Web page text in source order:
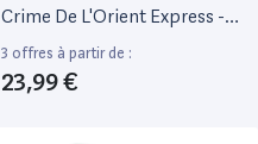
Crime De L'Orient Express -
Deluxe Edition - Jeu Nintendo
Switch
3 offres à partir de :
23,99 €